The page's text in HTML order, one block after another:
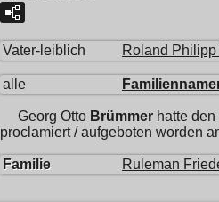
Vater-leiblich Roland Philipp
alle
Georg Otto Brümmer hatte
proclamiert / aufgeboten worden
Familie Ruleman